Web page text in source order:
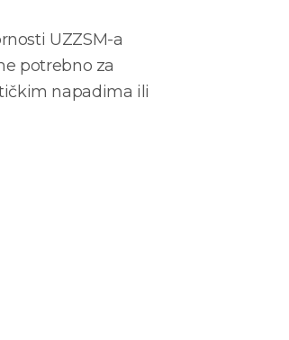
UZZSM-a
potrebno za
napadima ili